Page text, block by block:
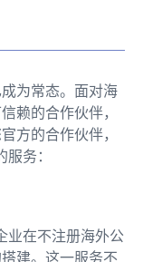
为常态。面对海
赖的合作伙伴，
方的合作伙伴，
务：
业在不注册海外公
建。这一服务不